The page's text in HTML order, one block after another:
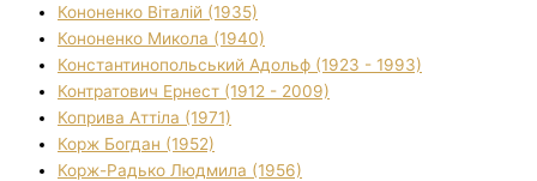
Кононенко Віталій (1935)
Кононенко Микола (1940)
Константинопольський Адольф (1923 - 1993)
Контратович Ернест (1912 - 2009)
Коприва Аттіла (1971)
Корж Богдан (1952)
Корж-Радько Людмила (1956)